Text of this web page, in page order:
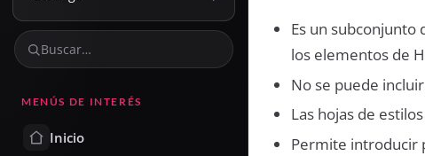
MENÚS DE INTERÉS
Inicio
Es un subconjunto
los elementos de
No se puede
Las hojas de
Permite introducir